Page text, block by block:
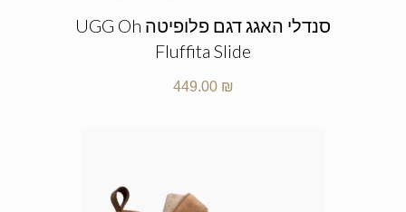
סנדלי האגג דגם פלופיטה UGG Oh
Fluffita Slide
449.00 ₪